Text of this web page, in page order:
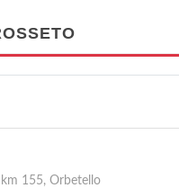
155, Orbetello